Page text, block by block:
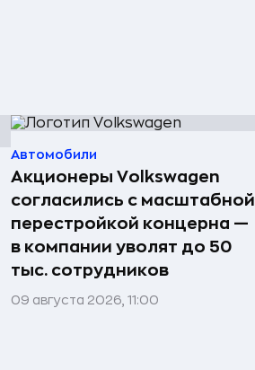
Автомобили
Акционеры Volkswagen
согласились с масштабной
перестройкой концерна —
в компании уволят до 50
тыс. сотрудников
09 августа 2026, 11:00